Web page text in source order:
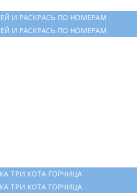
И РАСКРАСЬ ПО НОМЕРАМ
И РАСКРАСЬ ПО НОМЕРАМ
ТРИ КОТА ГОРЧИЦА
ТРИ КОТА ГОРЧИЦА